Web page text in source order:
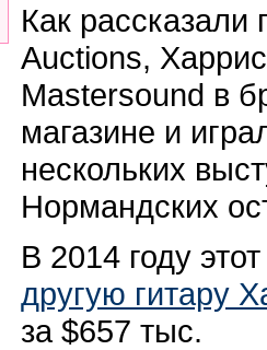
Как рассказали
Auctions,
Mastersound в
магазине и
нескольких
Нормандских
В 2014 году
другую гитару
за $657 тыс.